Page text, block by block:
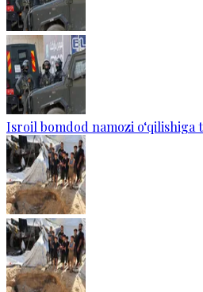
Isroil bomdod namozi o‘qilishiga